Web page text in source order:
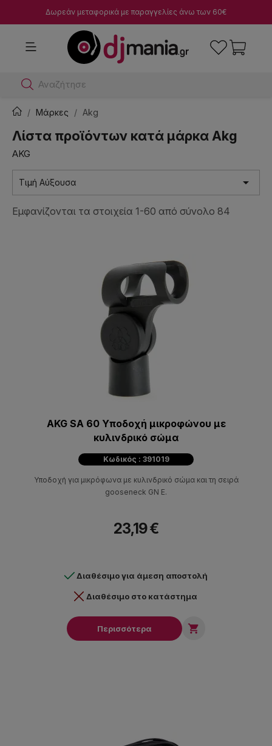
Δωρεάν μεταφορικά με παραγγελίες άνω των 60€
Αναζήτησε dj μίκτες
Μάρκες Akg
Λίστα προϊόντων κατά μάρκα Akg
AKG
Τιμή Αύξουσα 
Εμφανίζονται τα στοιχεία 1-60 από σύνολο 84
AKG SA 60 Υποδοχή μικροφώνου με
κυλινδρικό σώμα
Κωδικός : 391019
Υποδοχή για μικρόφωνα με κυλινδρικό σώμα και τη σειρά
gooseneck GN Ε.
23,19 €
Διαθέσιμο για άμεση αποστολή
Διαθέσιμο στο κατάστημα
Περισσότερα 